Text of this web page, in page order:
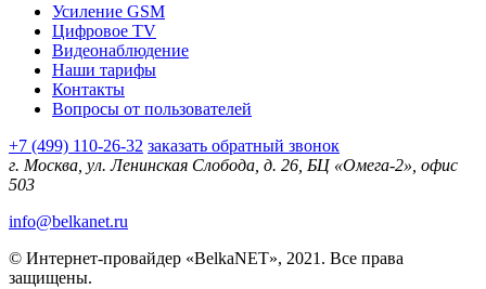
Усиление GSM
Цифровое TV
Видеонаблюдение
Наши тарифы
Контакты
Вопросы от пользователей
+7 (499) 110-26-32 заказать обратный звонок
г. Москва, ул. Ленинская Слобода, д. 26, БЦ «Омега-2», офис
503
info@belkanet.ru
© Интернет-провайдер «BelkaNET», 2021. Все права
защищены.